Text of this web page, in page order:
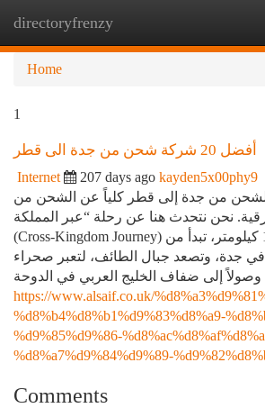
directoryfrenzy
Home
1
أفضل 20 شركة شحن من جدة الى قطر
Internet 207 days ago kayden5x00phy9
من جدة إلى قطر كلياً عن الشحن من
نحن نتحدث هنا عن رحلة “عبر المملكة”
(Cross-Kingdom Journey) تمتد لأكثر من 1500 كيلومتر، تبدأ من
في جدة، وتصعد جبال الطائف، لتعبر صحراء
https://www.alsaif.co.uk/
%d8%b4%d8%b1%d9%83%d8%a9-
%d9%85%d9%86-
%d8%a7%d9%84%d9%89-
Comments